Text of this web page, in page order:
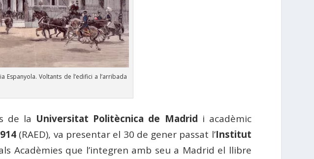
Voltants de l’edifici a l’arribada
de la Universitat Politècnica de Madrid i acadèmic
(RAED), va presentar el 30 de gener passat l’Institut
Acadèmies que l’integren amb seu a Madrid el llibre